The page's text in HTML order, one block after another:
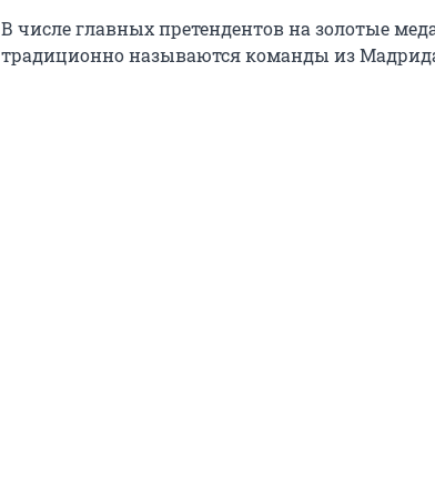
В числе главных претендентов на золотые
традиционно называются команды из